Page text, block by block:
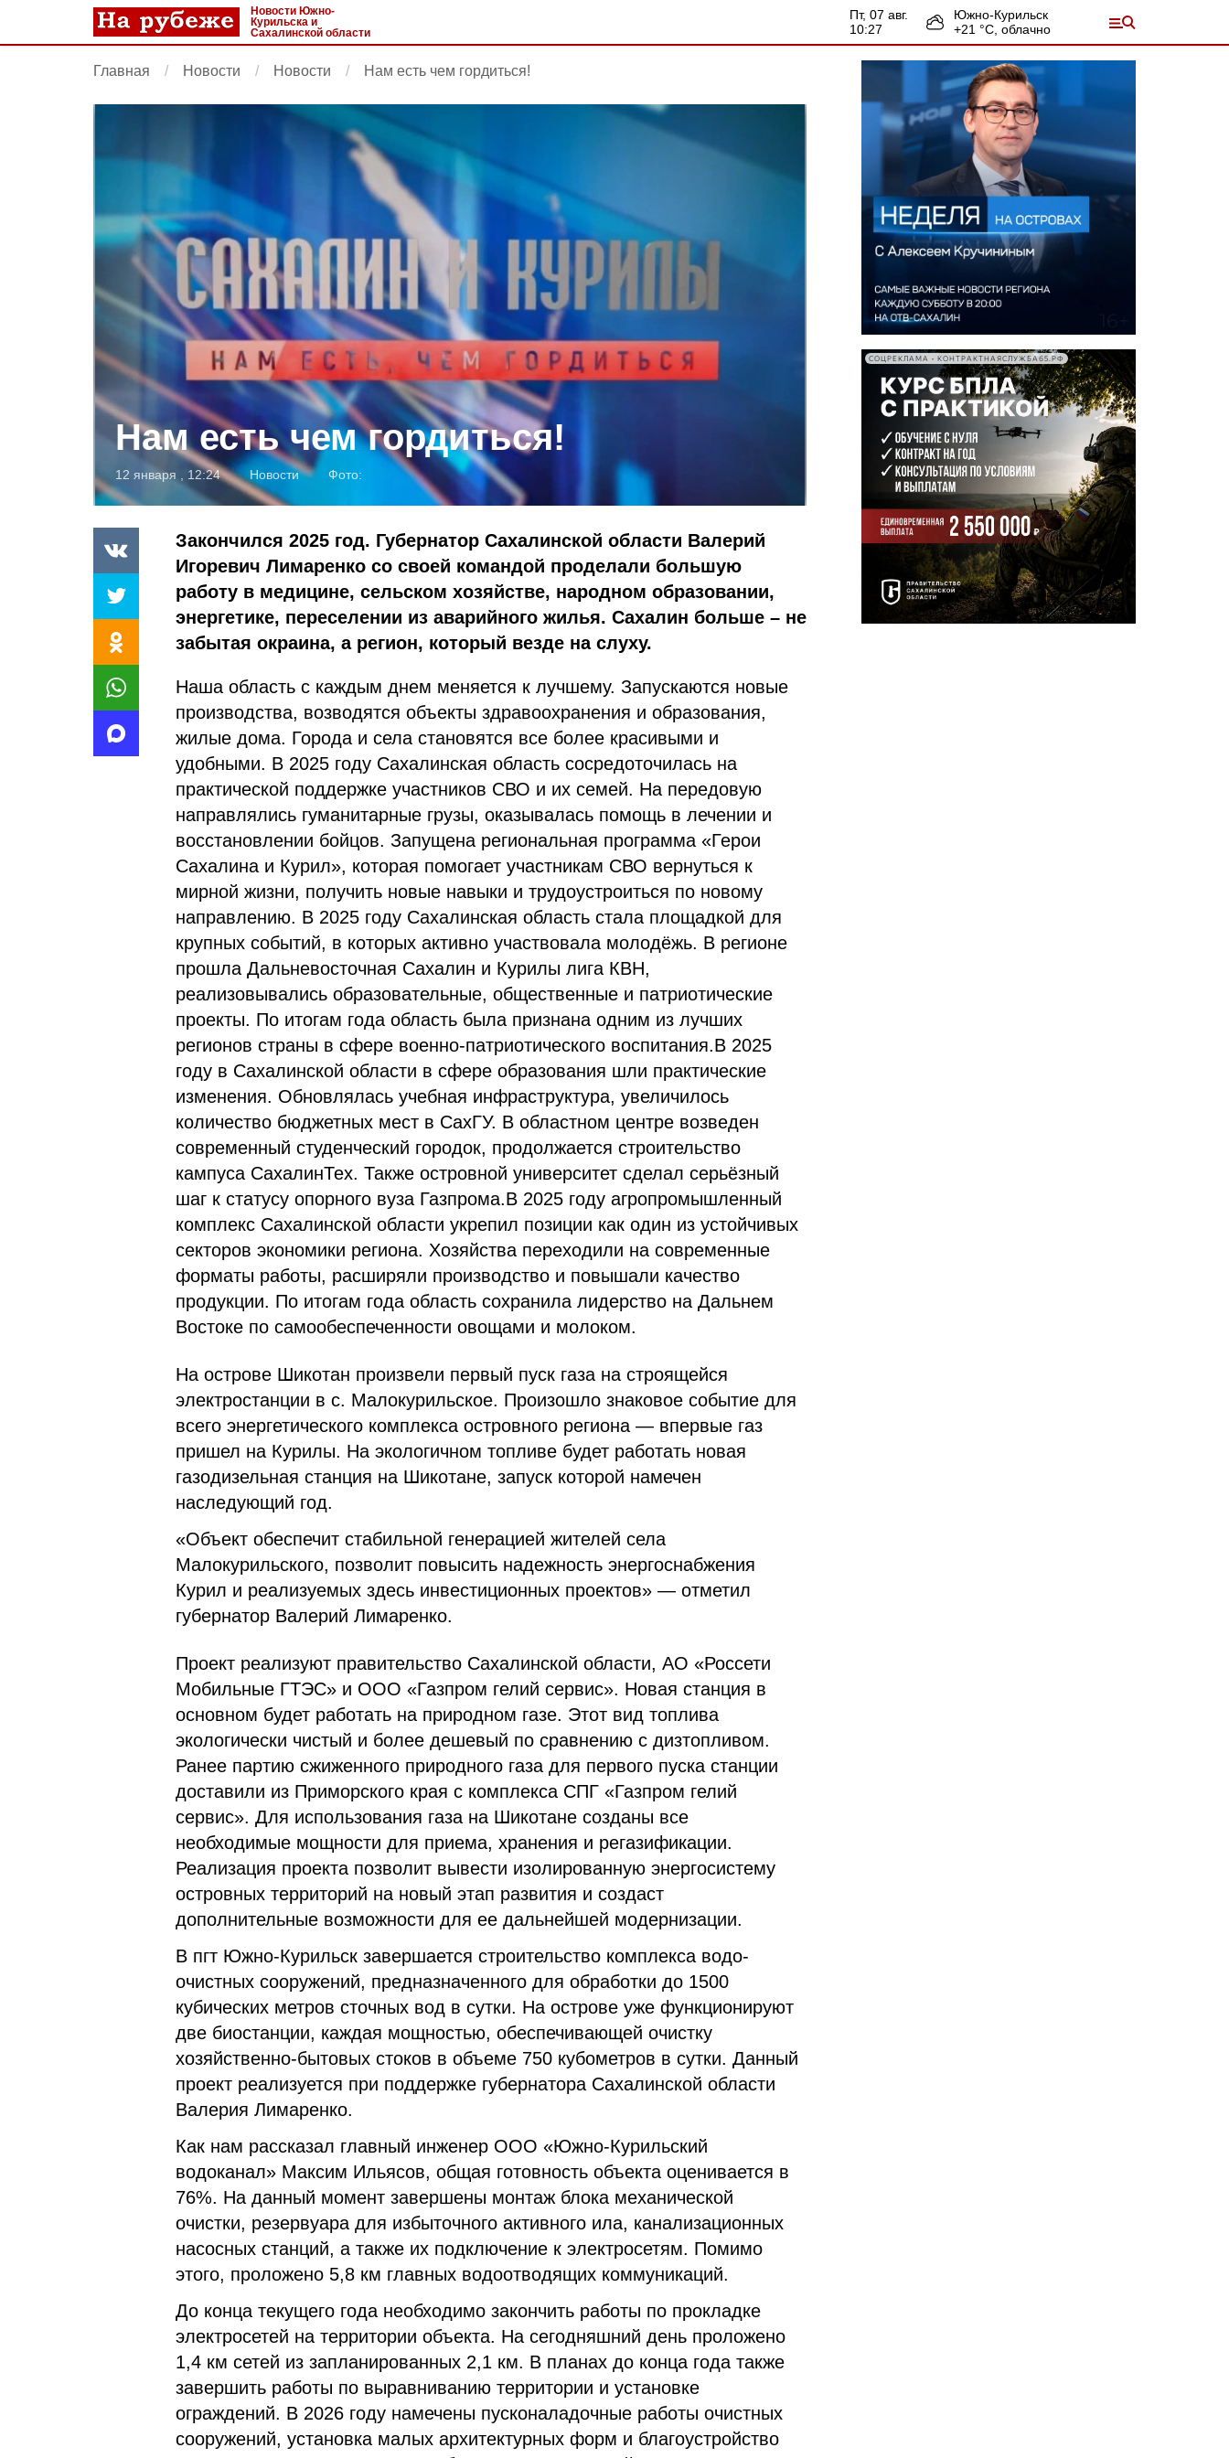
Новости Южно-
Курильска и
Сахалинской области
пт, 07 авг.
10:27
Южно-Курильск
+21 °С, облачно
Главная Новости Новости Нам есть чем гордиться!
Нам есть чем гордиться!
12 января , 12:24 Новости Фото:
Закончился 2025 год. Губернатор Сахалинской области Валерий
Игоревич Лимаренко со своей командой проделали большую
работу в медицине, сельском хозяйстве, народном образовании,
энергетике, переселении из аварийного жилья. Сахалин больше – не
забытая окраина, а регион, который везде на слуху.
Наша область с каждым днем меняется к лучшему. Запускаются новые
производства, возводятся объекты здравоохранения и образования,
жилые дома. Города и села становятся все более красивыми и
удобными. В 2025 году Сахалинская область сосредоточилась на
практической поддержке участников СВО и их семей. На передовую
направлялись гуманитарные грузы, оказывалась помощь в лечении и
восстановлении бойцов. Запущена региональная программа «Герои
Сахалина и Курил», которая помогает участникам СВО вернуться к
мирной жизни, получить новые навыки и трудоустроиться по новому
направлению. В 2025 году Сахалинская область стала площадкой для
крупных событий, в которых активно участвовала молодёжь. В регионе
прошла Дальневосточная Сахалин и Курилы лига КВН,
реализовывались образовательные, общественные и патриотические
проекты. По итогам года область была признана одним из лучших
регионов страны в сфере военно-патриотического воспитания.В 2025
году в Сахалинской области в сфере образования шли практические
изменения. Обновлялась учебная инфраструктура, увеличилось
количество бюджетных мест в СахГУ. В областном центре возведен
современный студенческий городок, продолжается строительство
кампуса СахалинТех. Также островной университет сделал серьёзный
шаг к статусу опорного вуза Газпрома.В 2025 году агропромышленный
комплекс Сахалинской области укрепил позиции как один из устойчивых
секторов экономики региона. Хозяйства переходили на современные
форматы работы, расширяли производство и повышали качество
продукции. По итогам года область сохранила лидерство на Дальнем
Востоке по самообеспеченности овощами и молоком.
На острове Шикотан произвели первый пуск газа на строящейся
электростанции в с. Малокурильское. Произошло знаковое событие для
всего энергетического комплекса островного региона — впервые газ
пришел на Курилы. На экологичном топливе будет работать новая
газодизельная станция на Шикотане, запуск которой намечен
наследующий год.
«Объект обеспечит стабильной генерацией жителей села
Малокурильского, позволит повысить надежность энергоснабжения
Курил и реализуемых здесь инвестиционных проектов» — отметил
губернатор Валерий Лимаренко.
Проект реализуют правительство Сахалинской области, АО «Россети
Мобильные ГТЭС» и ООО «Газпром гелий сервис». Новая станция в
основном будет работать на природном газе. Этот вид топлива
экологически чистый и более дешевый по сравнению с дизтопливом.
Ранее партию сжиженного природного газа для первого пуска станции
доставили из Приморского края с комплекса СПГ «Газпром гелий
сервис». Для использования газа на Шикотане созданы все
необходимые мощности для приема, хранения и регазификации.
Реализация проекта позволит вывести изолированную энергосистему
островных территорий на новый этап развития и создаст
дополнительные возможности для ее дальнейшей модернизации.
В пгт Южно-Курильск завершается строительство комплекса водо-
очистных сооружений, предназначенного для обработки до 1500
кубических метров сточных вод в сутки. На острове уже функционируют
две биостанции, каждая мощностью, обеспечивающей очистку
хозяйственно-бытовых стоков в объеме 750 кубометров в сутки. Данный
проект реализуется при поддержке губернатора Сахалинской области
Валерия Лимаренко.
Как нам рассказал главный инженер ООО «Южно-Курильский
водоканал» Максим Ильясов, общая готовность объекта оценивается в
76%. На данный момент завершены монтаж блока механической
очистки, резервуара для избыточного активного ила, канализационных
насосных станций, а также их подключение к электросетям. Помимо
этого, проложено 5,8 км главных водоотводящих коммуникаций.
До конца текущего года необходимо закончить работы по прокладке
электросетей на территории объекта. На сегодняшний день проложено
1,4 км сетей из запланированных 2,1 км. В планах до конца года также
завершить работы по выравниванию территории и установке
ограждений. В 2026 году намечены пусконаладочные работы очистных
сооружений, установка малых архитектурных форм и благоустройство
СОЦРЕКЛАМА • КОНТРАКТНАЯСЛУЖБА65.РФ